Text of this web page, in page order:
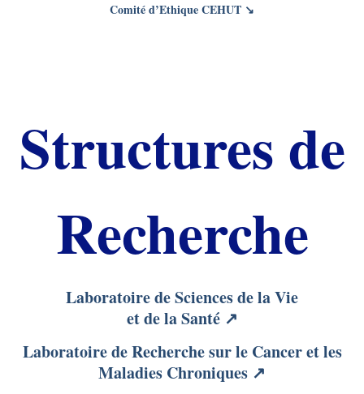
Comité d’Ethique CEHUT ↘
Structures de
Recherche
Laboratoire de Sciences de la Vie
et de la Santé ↗
Laboratoire de Recherche sur le Cancer et les
Maladies Chroniques ↗